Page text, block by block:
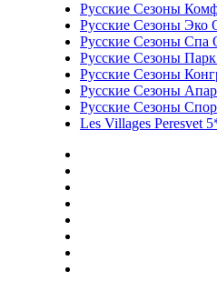
Русские Сезоны
Русские Сезоны Эко
Русские Сезоны Спа
Русские Сезоны
Русские Сезоны
Русские Сезоны
Русские Сезоны
Les Villages Peresvet